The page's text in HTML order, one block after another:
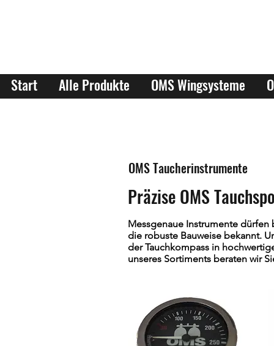
Start Alle Produkte OMS Wingsysteme
OMS Taucherinstrumente
Präzise OMS
Messgenaue Instrumente dürfen
die robuste Bauweise bekannt.
der Tauchkompass in
unseres Sortiments beraten wir